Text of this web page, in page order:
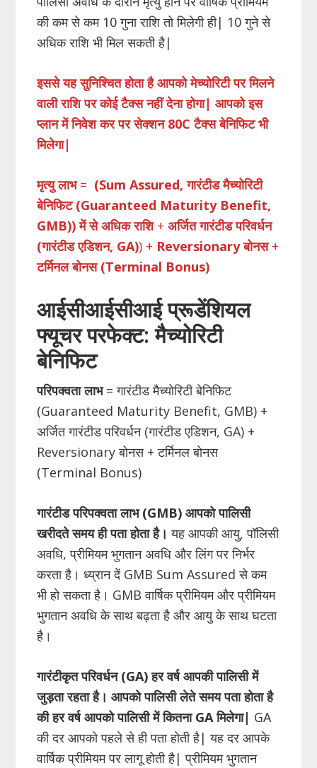
की कम से कम 10 गुना राशि तो मिलेगी ही| 10 गुने से
अधिक राशि भी मिल सकती है|
इससे यह सुनिश्चित होता है आपको मेच्योरिटी पर मिलने
वाली राशि पर कोई टैक्स नहीं देना होगा| आपको इस
प्लान में निवेश कर पर सेक्शन 80C टैक्स बेनिफिट भी
मिलेगा|
मृत्यु लाभ= (Sum Assured, गारंटीड मैच्योरिटी
बेनिफिट (Guaranteed Maturity Benefit,
GMB)) में से अधिक राशि+अर्जित गारंटीड परिवर्धन
(गारंटीड एडिशन, GA)) + Reversionary बोनस+
टर्मिनल बोनस (Terminal Bonus)
आईसीआईसीआई प्रूडेंशियल
फ्यूचर परफेक्ट: मैच्योरिटी
बेनिफिट
परिपक्वता लाभ= गारंटीड मैच्योरिटी बेनिफिट
(Guaranteed Maturity Benefit, GMB) +
अर्जित गारंटीड परिवर्धन (गारंटीड एडिशन, GA) +
Reversionary बोनस + टर्मिनल बोनस
(Terminal Bonus)
गारंटीड परिपक्वता लाभ (GMB)आपको पालिसी
खरीदते समय ही पता होता है। यह आपकी आयु, पॉलिसी
अवधि, प्रीमियम भुगतान अवधि और लिंग पर निर्भर
करता है। ध्य्रान दें GMB Sum Assured से कम
भी हो सकता है। GMB वार्षिक प्रीमियम और प्रीमियम
भुगतान अवधि के साथ बढ़ता है और आयु के साथ घटता
है।
गारंटीकृत परिवर्धन (GA)हर वर्ष आपकी पालिसी में
जुड़ता रहता है। आपको पालिसी लेते समय पता होता है
की हर वर्ष आपको पालिसी में कितना GAमिलेगा| GA
की दर आपको पहले से ही पता होती है| यह दर आपके
वार्षिक प्रीमियम पर लागू होती है| प्रीमियम भुगतान